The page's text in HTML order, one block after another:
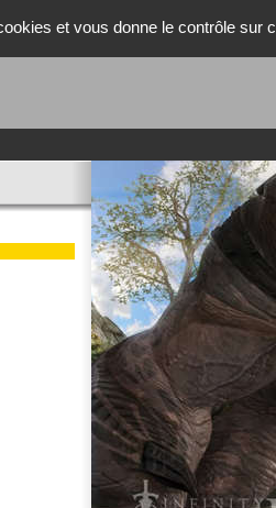
et vous donne le contrôle sur